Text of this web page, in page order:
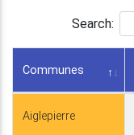
Search:
Communes
Aiglepierre